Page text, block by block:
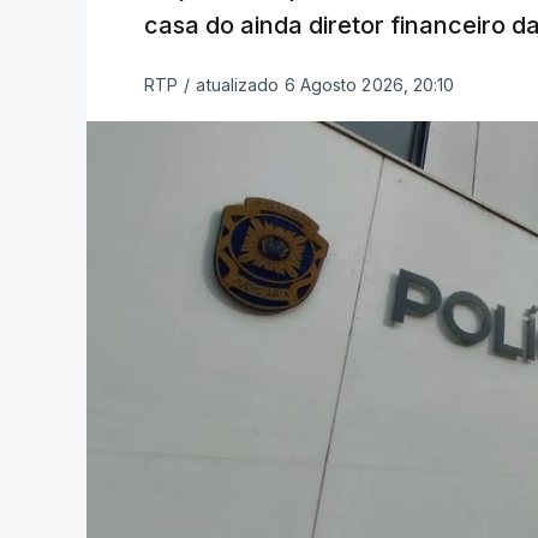
casa do ainda diretor financeiro
RTP / atualizado 6 Agosto 2026, 20:10